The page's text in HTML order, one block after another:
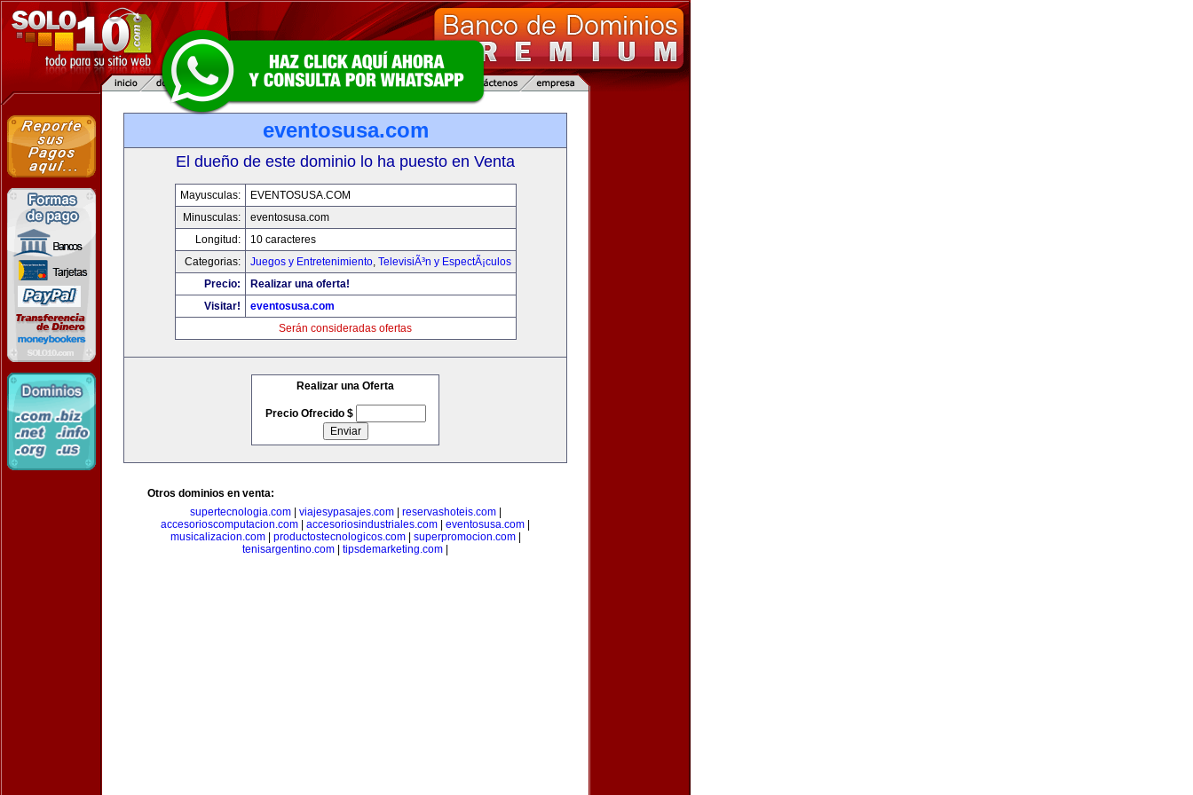
eventosusa.com
El dueño de este dominio lo ha puesto en Venta
Mayusculas:
EVENTOSUSA.COM
Minusculas:
eventosusa.com
Longitud:
10 caracteres
Categorias:
Juegos y Entretenimiento, TelevisiÃ³n y EspectÃ¡culos
Precio:
Realizar una oferta!
Visitar!
eventosusa.com
Serán consideradas ofertas
Realizar una Oferta
Precio Ofrecido $
Otros dominios en venta:
supertecnologia.com| viajesypasajes.com| reservashoteis.com|
accesorioscomputacion.com
accesoriosindustriales.com eventosusa.com
musicalizacion.com| productostecnologicos.com| superpromocion.com|
tenisargentino.com
tipsdemarketing.com